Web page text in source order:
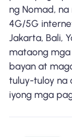
ng Nomad,
4G/5G
Jakarta, Bali,
mataong mga
bayan at
tuluy-tuloy na
iyong mga